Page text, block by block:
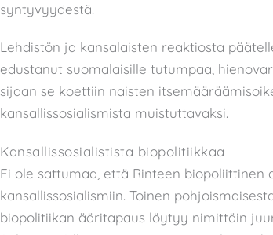
syntyvyydestä.
Lehdistön ja kansalaisten reaktiosta
edustanut suomalaisille tutumpaa,
sijaan se koettiin naisten
kansallissosialismista muistuttavaksi.
Kansallissosialistista biopolitiikkaa
Ei ole sattumaa, että Rinteen biopoliittinen
kansallissosialismiin. Toinen
biopolitiikan ääritapaus löytyy nimittäin